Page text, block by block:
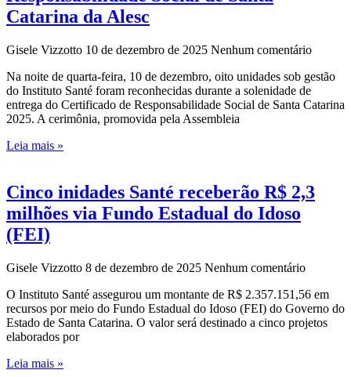
Catarina da Alesc
Gisele Vizzotto 10 de dezembro de 2025 Nenhum comentário
Na noite de quarta-feira, 10 de dezembro, oito unidades sob gestão
do Instituto Santé foram reconhecidas durante a solenidade de
entrega do Certificado de Responsabilidade Social de Santa Catarina
2025. A cerimônia, promovida pela Assembleia
Leia mais »
Cinco inidades Santé receberão R$ 2,3
milhões via Fundo Estadual do Idoso
(FEI)
Gisele Vizzotto 8 de dezembro de 2025 Nenhum comentário
O Instituto Santé assegurou um montante de R$ 2.357.151,56 em
recursos por meio do Fundo Estadual do Idoso (FEI) do Governo do
Estado de Santa Catarina. O valor será destinado a cinco projetos
elaborados por
Leia mais »